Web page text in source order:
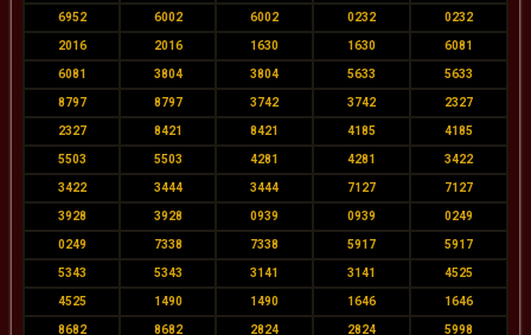
6952 6002 6002 0232 0232
2016 2016 1630 1630 6081
6081 3804 3804 5633 5633
8797 8797 3742 3742 2327
2327 8421 8421 4185 4185
5503 5503 4281 4281 3422
3422 3444 3444 7127 7127
3928 3928 0939 0939 0249
0249 7338 7338 5917 5917
5343 5343 3141 3141 4525
4525 1490 1490 1646 1646
8682 8682 2824 2824 5998